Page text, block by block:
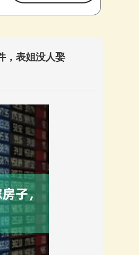
，表姐没人娶